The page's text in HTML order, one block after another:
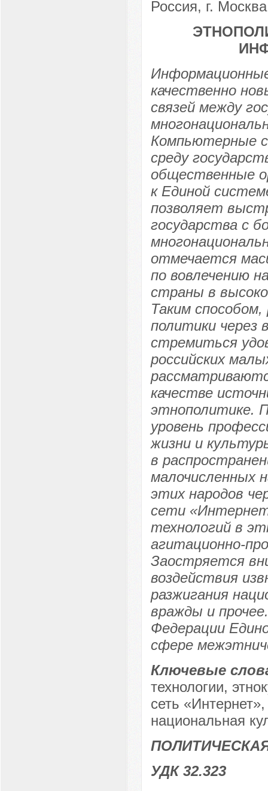
Россия, г. Москва
качественно
связей между
Компьютерные
среду
общественные
к Единой
позволяет
государства с
отмечается
по вовлечению
страны в
Таким способом,
политики через
стремиться
российских
качестве
этнополитике.
уровень
жизни и
в
малочисленных
этих народов
сети
технологий в
агитационно-
Заостряется
воздействия
разжигания
вражды и
Федерации
сфере
Ключевые
технологии,
сеть
национальная
УДК 32.323